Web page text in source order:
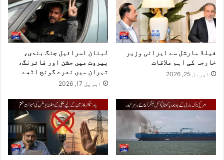
فیلڈ مارشل سے ایرانی وزیر
خارجہ کی اہم ملاقات
اپریل 25, 2026
لبنان اسرائیل جنگ بندی،
بیروت میں جشن اور فائرنگ،
تہران میں نعرے گونج اٹھے
اپریل 17, 2026